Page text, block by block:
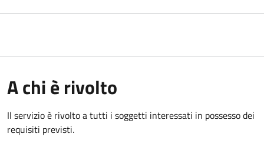
A chi è rivolto
Il servizio è rivolto a tutti i soggetti interessati in possesso dei
requisiti previsti.